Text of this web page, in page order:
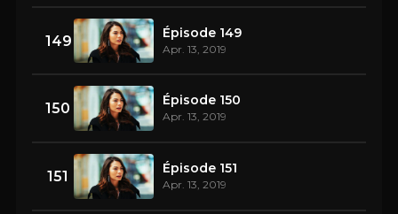
149 Épisode 149
Apr. 13, 2019
150 Épisode 150
Apr. 13, 2019
151 Épisode 151
Apr. 13, 2019